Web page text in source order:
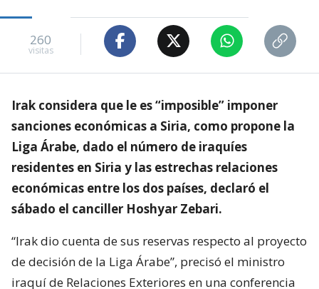
260
visitas
Irak considera que le es “imposible” imponer
sanciones económicas a Siria, como propone la
Liga Árabe, dado el número de iraquíes
residentes en Siria y las estrechas relaciones
económicas entre los dos países, declaró el
sábado el canciller Hoshyar Zebari.
“Irak dio cuenta de sus reservas respecto al proyecto
de decisión de la Liga Árabe”, precisó el ministro
iraquí de Relaciones Exteriores en una conferencia